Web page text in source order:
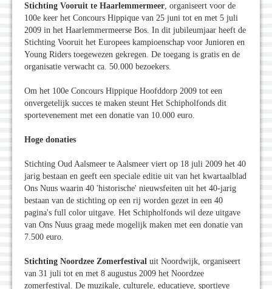
Stichting Vooruit te Haarlemmermeer , organiseert voor de
100e keer het Concours Hippique van 25 juni tot en met 5 juli
2009 in het Haarlemmermeerse Bos. In dit jubileumjaar heeft de
Stichting Vooruit het Europees kampioenschap voor Junioren en
Young Riders toegewezen gekregen. De toegang is gratis en de
organisatie verwacht ca. 50.000 bezoekers.
Om het 100e Concours Hippique Hoofddorp 2009 tot een
onvergetelijk succes te maken steunt Het Schipholfonds dit
sportevenement met een donatie van 10.000 euro.
Hoge donaties
Stichting Oud Aalsmeer te Aalsmeer viert op 18 juli 2009 het 40
jarig bestaan en geeft een speciale editie uit van het kwartaalblad
Ons Nuus waarin 40 'historische' nieuwsfeiten uit het 40-jarig
bestaan van de stichting op een rij worden gezet in een 40
pagina's full color uitgave. Het Schipholfonds wil deze uitgave
van Ons Nuus graag mede mogelijk maken met een donatie van
7.500 euro.
Stichting Noordzee Zomerfestival uit Noordwijk, organiseert
van 31 juli tot en met 8 augustus 2009 het Noordzee
zomerfestival. De muzikale, culturele, educatieve, sportieve